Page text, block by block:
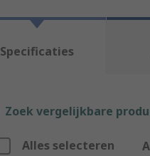
Specificaties
Zoek vergelijkbare
Alles selecteren